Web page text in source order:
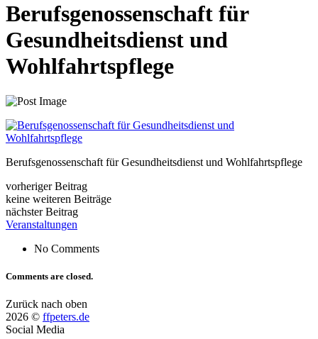
Berufsgenossenschaft für
Gesundheitsdienst und
Wohlfahrtspflege
Berufsgenossenschaft für Gesundheitsdienst und Wohlfahrtspflege
vorheriger Beitrag
keine weiteren Beiträge
nächster Beitrag
Veranstaltungen
No Comments
Comments are closed.
Zurück nach oben
2026 © ffpeters.de
Social Media